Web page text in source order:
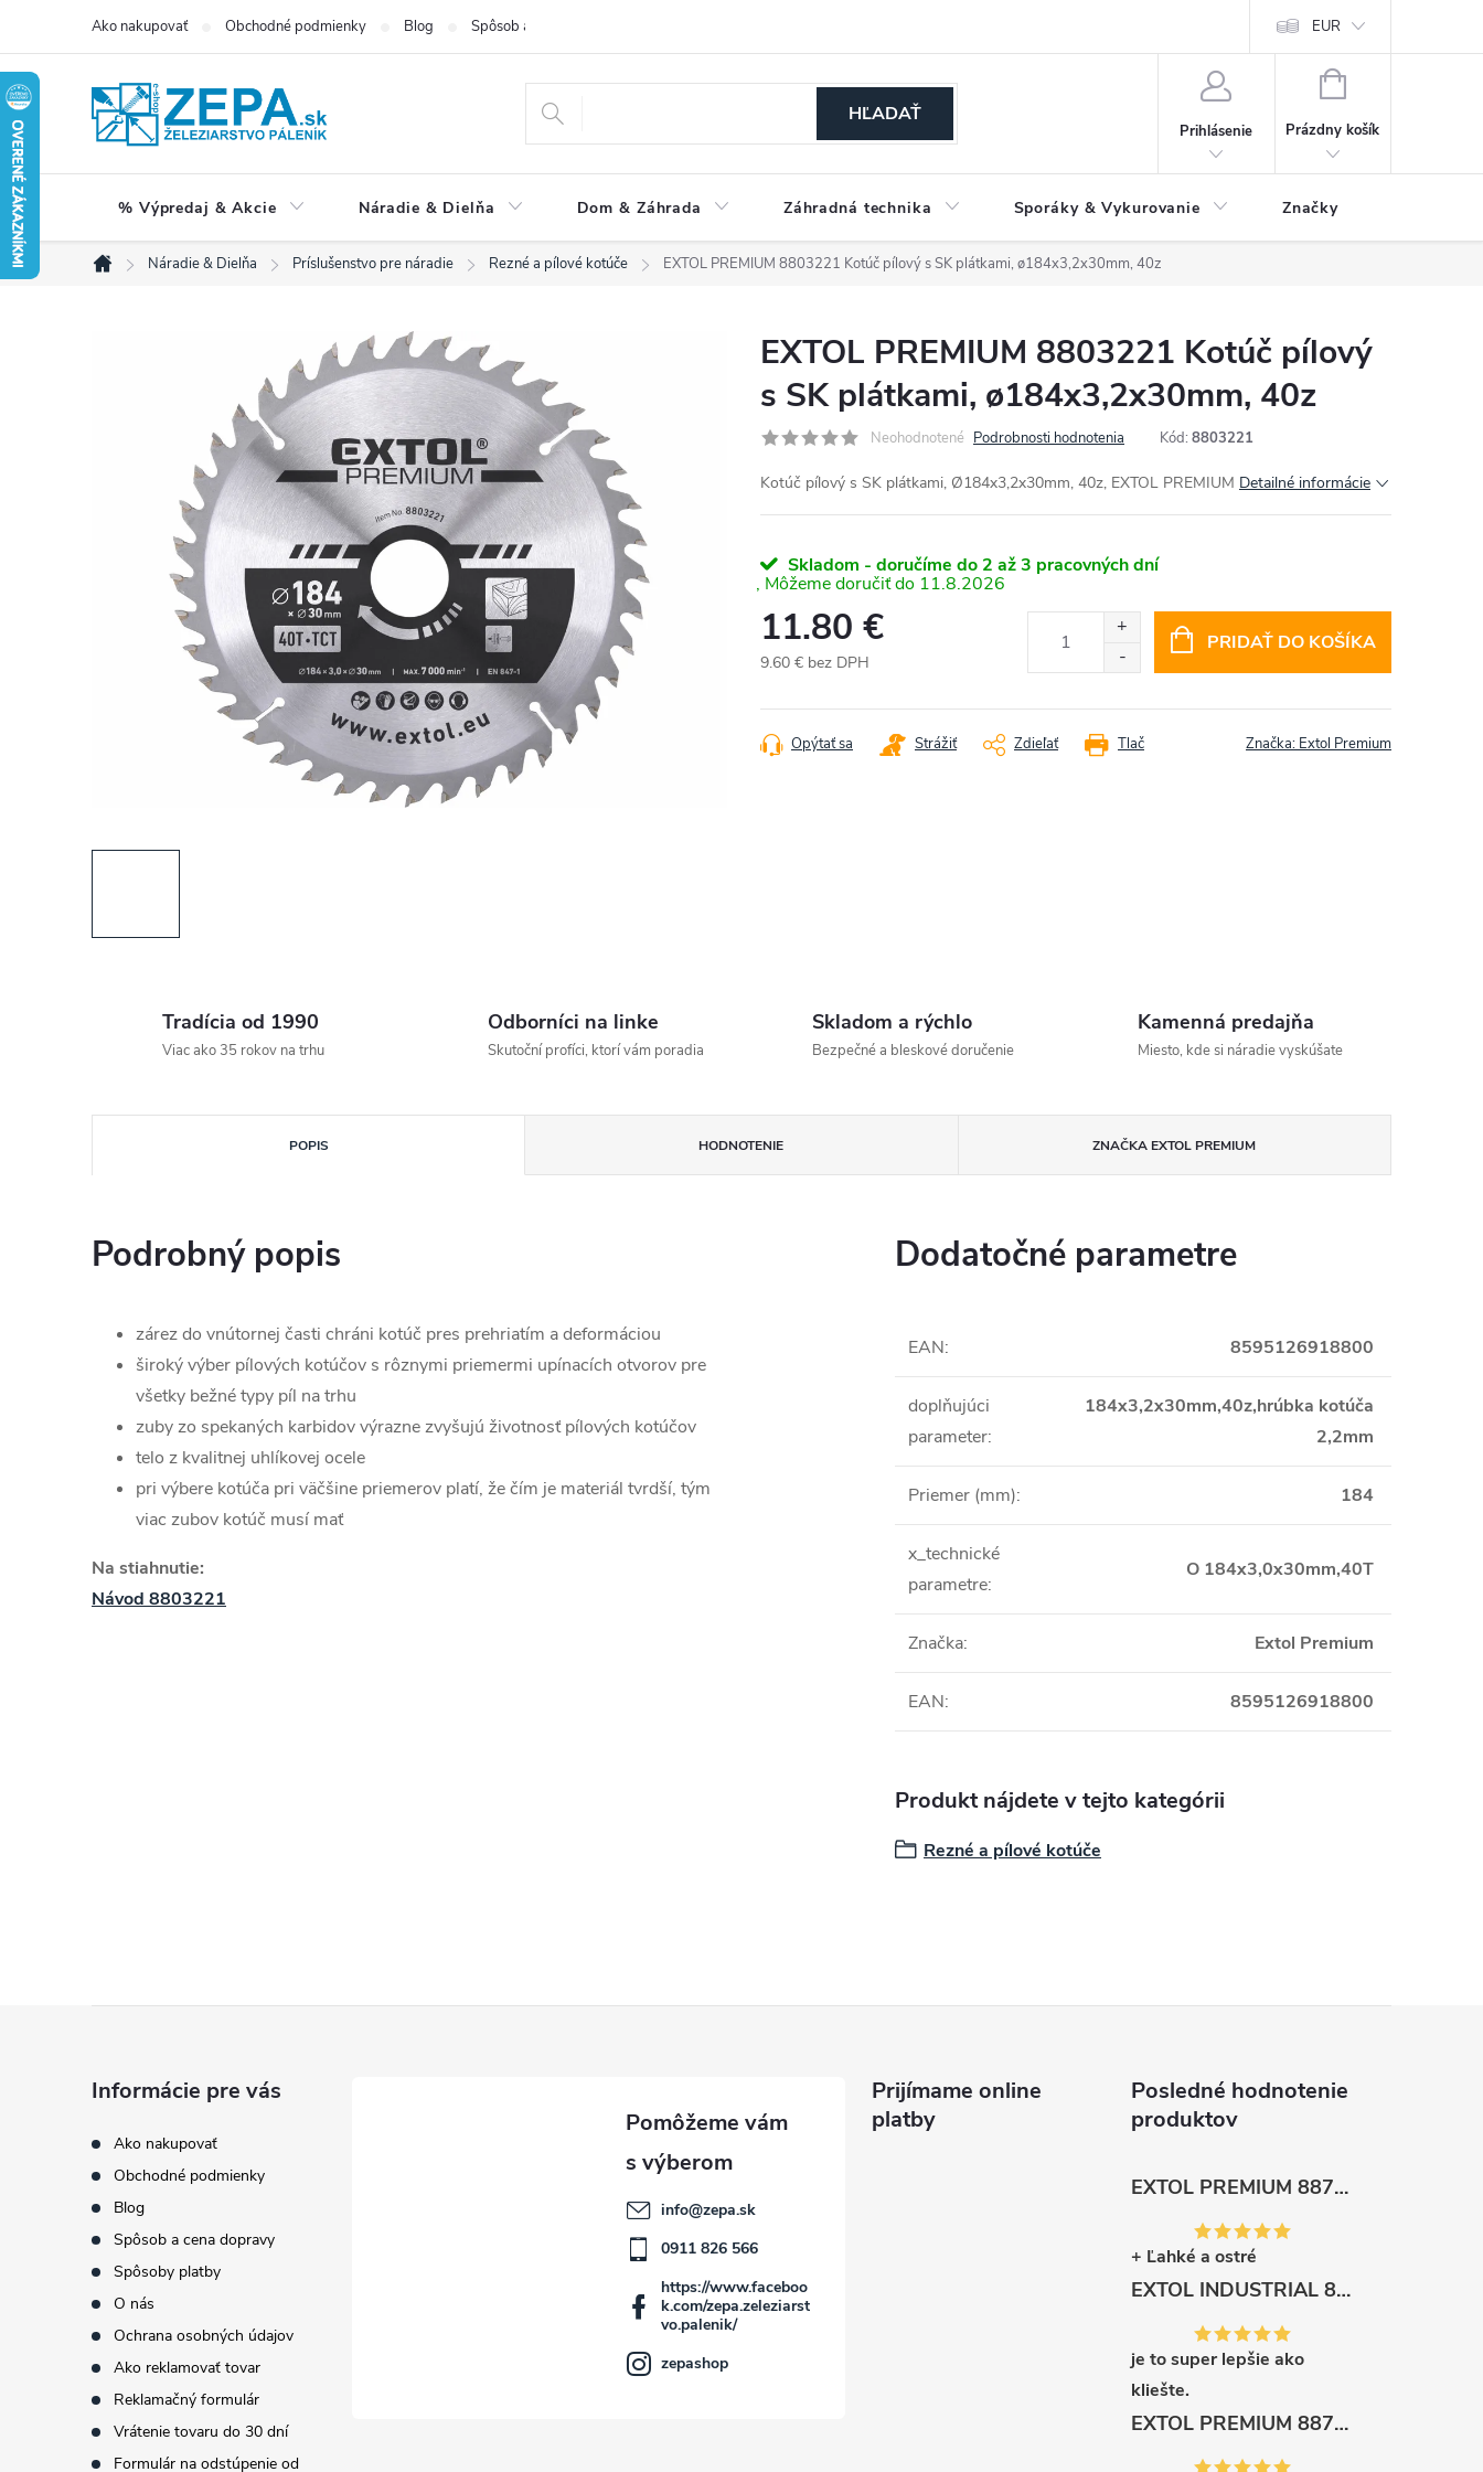
obsah
Ako nakupovať Obchodné podmienky Blog Spôsob a cena dopravy Reklamačný formulár
EUR
HĽADAŤ
Prihlásenie
NÁKUPNÝ
Prázdny košík
% Výpredaj & Akcie Náradie & Dielňa Dom & Záhrada Záhradná technika Sporáky & Vykurovanie Značky
Domov
Náradie & Dielňa Príslušenstvo pre náradie Rezné a pílové kotúče EXTOL PREMIUM 8803221 Kotúč pílový s SK plátkami, ø184x3,2x30mm, 40z
EXTOL PREMIUM 8803221 Kotúč pílový
s SK plátkami, ø184x3,2x30mm, 40z
Neohodnotené Podrobnosti hodnotenia Kód: 8803221
Kotúč pílový s SK plátkami, Ø184x3,2x30mm, 40z, EXTOL PREMIUM Detailné informácie
Skladom - doručíme do 2 až 3 pracovných dní
11.8.2026
11.80 €
9.60 € bez DPH
cena:
PRIDAŤ DO KOŠÍKA
Tlač
Opýtať sa Strážiť Zdieľať Značka: Extol Premium
Tradícia od 1990
Viac ako 35 rokov na trhu
Odborníci na linke
Skutoční profíci, ktorí vám poradia
Skladom a rýchlo
Bezpečné a bleskové doručenie
Kamenná predajňa
Miesto, kde si náradie vyskúšate
POPIS HODNOTENIE ZNAČKA EXTOL PREMIUM
Podrobný popis
zárez do vnútornej časti chráni kotúč pres prehriatím a deformáciou
široký výber pílových kotúčov s rôznymi priemermi upínacích otvorov pre
všetky bežné typy píl na trhu
zuby zo spekaných karbidov výrazne zvyšujú životnosť pílových kotúčov
telo z kvalitnej uhlíkovej ocele
pri výbere kotúča pri väčšine priemerov platí, že čím je materiál tvrdší, tým
viac zubov kotúč musí mať
Na stiahnutie:
Návod 8803221
Dodatočné parametre
EAN: 8595126918800
doplňujúci
parameter:
184x3,2x30mm,40z,hrúbka kotúča
2,2mm
Priemer (mm): 184
x_technické
parametre:
O 184x3,0x30mm,40T
Značka: Extol Premium
EAN: 8595126918800
Produkt nájdete v tejto kategórii
Rezné a pílové kotúče
Informácie pre vás
Ako nakupovať
Obchodné podmienky
Blog
Spôsob a cena dopravy
Spôsoby platby
O nás
Ochrana osobných údajov
Ako reklamovať tovar
Reklamačný formulár
Vrátenie tovaru do 30 dní
Formulár na odstúpenie od
info@zepa.sk
0911 826 566
https://www.faceboo
k.com/zepa.zeleziarst
vo.palenik/
zepashop
Prijímame online
platby
Posledné hodnotenie
produktov
EXTOL PREMIUM 8872105 Nožnice záhradnícke dlhé úzke, 200mm, max. prestrih Ø6mm
+ Ľahké a ostré
EXTOL INDUSTRIAL 8791861 Viazač armatúr aku Share20V, bez aku, drôt 0,8mm, oko 8-34mm, bezuhlíkový motor
je to super lepšie ako
kliešte.
EXTOL PREMIUM 8871287 Sekera štiepacia 3500g, nylónová násada 910mm